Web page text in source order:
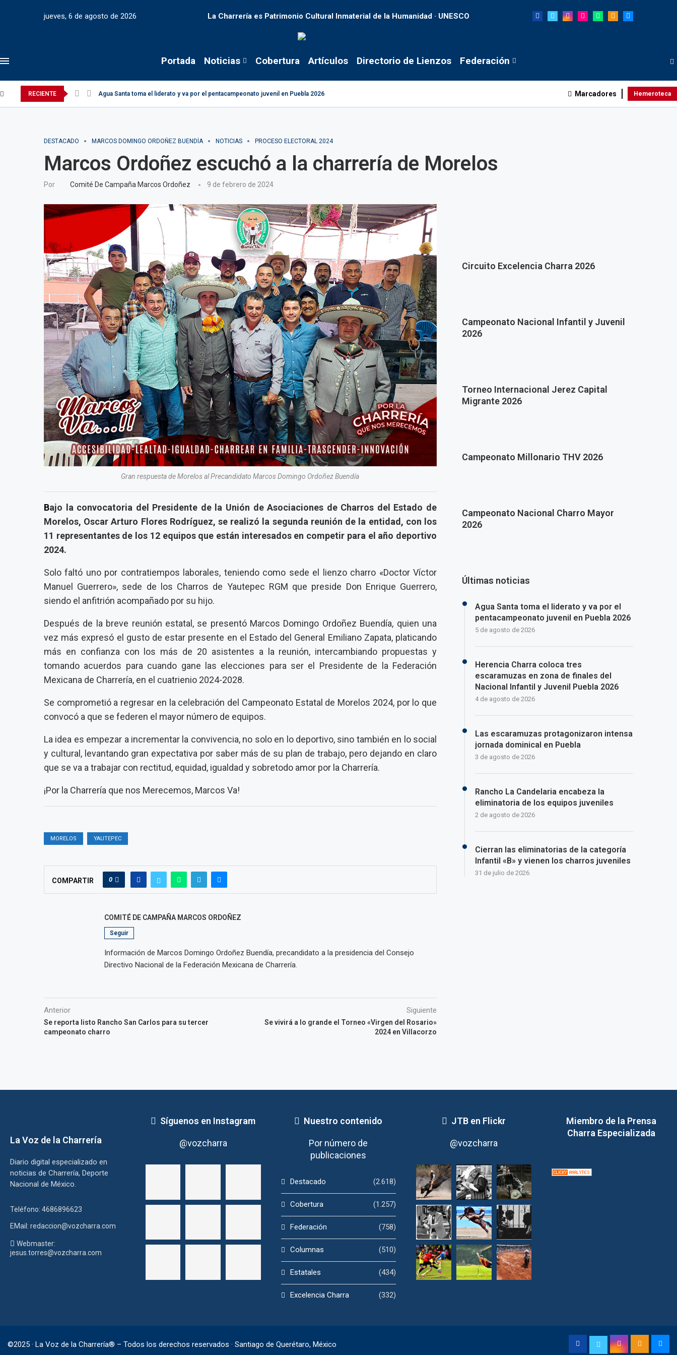
jueves, 6 de agosto de 2026 La Charrería es Patrimonio Cultural Inmaterial de la Humanidad · UNESCO
Portada Noticias Cobertura Artículos Directorio de Lienzos Federación
RECIENTE Agua Santa toma el liderato y va por el pentacampeonato juvenil en Puebla 2026 Marcadores Hemeroteca
DESTACADO MARCOS DOMINGO ORDOÑEZ BUENDÍA NOTICIAS PROCESO ELECTORAL 2024
Marcos Ordoñez escuchó a la charrería de Morelos
Por Comité De Campaña Marcos Ordoñez 9 de febrero de 2024
Gran respuesta de Morelos al Precandidato Marcos Domingo Ordoñez Buendía
Bajo la convocatoria del Presidente de la Unión de Asociaciones de Charros del Estado de
Morelos, Oscar Arturo Flores Rodríguez, se realizó la segunda reunión de la entidad, con los
11 representantes de los 12 equipos que están interesados en competir para el año deportivo
2024.
Solo faltó uno por contratiempos laborales, teniendo como sede el lienzo charro «Doctor Víctor
Manuel Guerrero», sede de los Charros de Yautepec RGM que preside Don Enrique Guerrero,
siendo el anfitrión acompañado por su hijo.
Después de la breve reunión estatal, se presentó Marcos Domingo Ordoñez Buendía, quien una
vez más expresó el gusto de estar presente en el Estado del General Emiliano Zapata, platicando
más en confianza con los más de 20 asistentes a la reunión, intercambiando propuestas y
tomando acuerdos para cuando gane las elecciones para ser el Presidente de la Federación
Mexicana de Charrería, en el cuatrienio 2024-2028.
Se comprometió a regresar en la celebración del Campeonato Estatal de Morelos 2024, por lo que
convocó a que se federen el mayor número de equipos.
La idea es empezar a incrementar la convivencia, no solo en lo deportivo, sino también en lo social
y cultural, levantando gran expectativa por saber más de su plan de trabajo, pero dejando en claro
que se va a trabajar con rectitud, equidad, igualdad y sobretodo amor por la Charrería.
¡Por la Charrería que nos Merecemos, Marcos Va!
MORELOS YAUTEPEC
COMPARTIR 0
COMITÉ DE CAMPAÑA MARCOS ORDOÑEZ
Seguir
Información de Marcos Domingo Ordoñez Buendía, precandidato a la presidencia del Consejo
Directivo Nacional de la Federación Mexicana de Charrería.
Anterior
Se reporta listo Rancho San Carlos para su tercer
campeonato charro
Siguiente
Se vivirá a lo grande el Torneo «Virgen del Rosario»
2024 en Villacorzo
Circuito Excelencia Charra 2026
Campeonato Nacional Infantil y Juvenil
2026
Torneo Internacional Jerez Capital
Migrante 2026
Campeonato Millonario THV 2026
Campeonato Nacional Charro Mayor
2026
Últimas noticias
Agua Santa toma el liderato y va por el
pentacampeonato juvenil en Puebla 2026
5 de agosto de 2026
Herencia Charra coloca tres
escaramuzas en zona de finales del
Nacional Infantil y Juvenil Puebla 2026
4 de agosto de 2026
Las escaramuzas protagonizaron intensa
jornada dominical en Puebla
3 de agosto de 2026
Rancho La Candelaria encabeza la
eliminatoria de los equipos juveniles
2 de agosto de 2026
Cierran las eliminatorias de la categoría
Infantil «B» y vienen los charros juveniles
31 de julio de 2026
La Voz de la Charrería
Diario digital especializado en
noticias de Charrería, Deporte
Nacional de México.
Teléfono: 4686896623
EMail: redaccion@vozcharra.com
Webmaster:
jesus.torres@vozcharra.com
Síguenos en Instagram
@vozcharra
Nuestro contenido
Por número de
publicaciones
Destacado (2.618)
Cobertura (1.257)
Federación (758)
Columnas (510)
Estatales (434)
Excelencia Charra (332)
JTB en Flickr
@vozcharra
Miembro de la Prensa
Charra Especializada
©2025 · La Voz de la Charrería® – Todos los derechos reservados · Santiago de Querétaro, México